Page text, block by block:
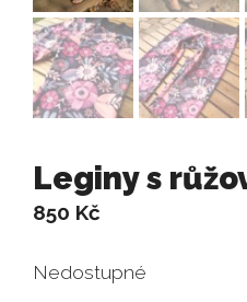
Leginy s
850 Kč
Nedostupné